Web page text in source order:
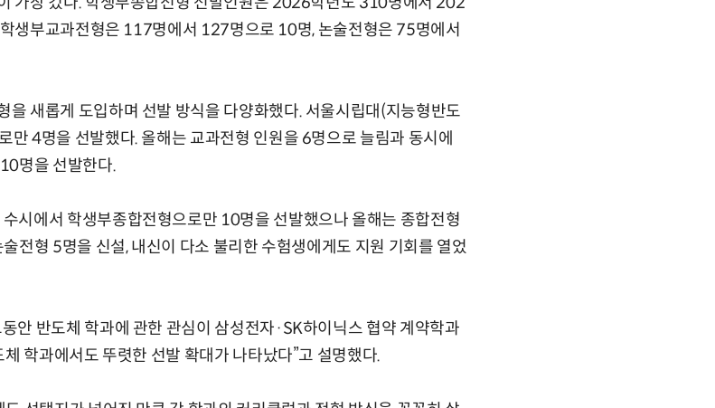
생부교과전형은 117명에서 127명으로 10명, 논술전형은 75명에서
을 새롭게 도입하며 선발 방식을 다양화했다. 서울시립대(지능형반도
만 4명을 선발했다. 올해는 교과전형 인원을 6명으로 늘림과 동시에
명을 선발한다.
시에서 학생부종합전형으로만 10명을 선발했으나 올해는 종합전형
전형 5명을 신설, 내신이 다소 불리한 수험생에게도 지원 기회를 열었
안 반도체 학과에 관한 관심이 삼성전자·SK하이닉스 협약 계약학과
학과에서도 뚜렷한 선발 확대가 나타났다”고 설명했다.